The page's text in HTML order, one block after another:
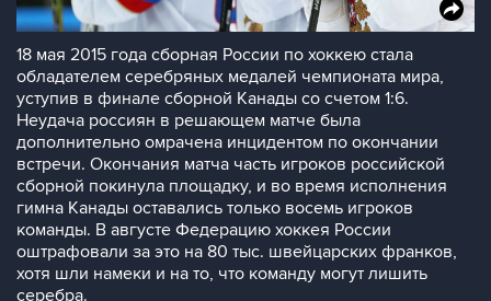
18 мая 2015 года сборная России по хоккею стала
обладателем серебряных медалей чемпионата мира,
уступив в финале сборной Канады со счетом 1:6.
Неудача россиян в решающем матче была
дополнительно омрачена инцидентом по окончании
встречи. Окончания матча часть игроков российской
сборной покинула площадку, и во время исполнения
гимна Канады оставались только восемь игроков
команды. В августе Федерацию хоккея России
оштрафовали за это на 80 тыс. швейцарских франков,
хотя шли намеки и на то, что команду могут лишить
серебра.